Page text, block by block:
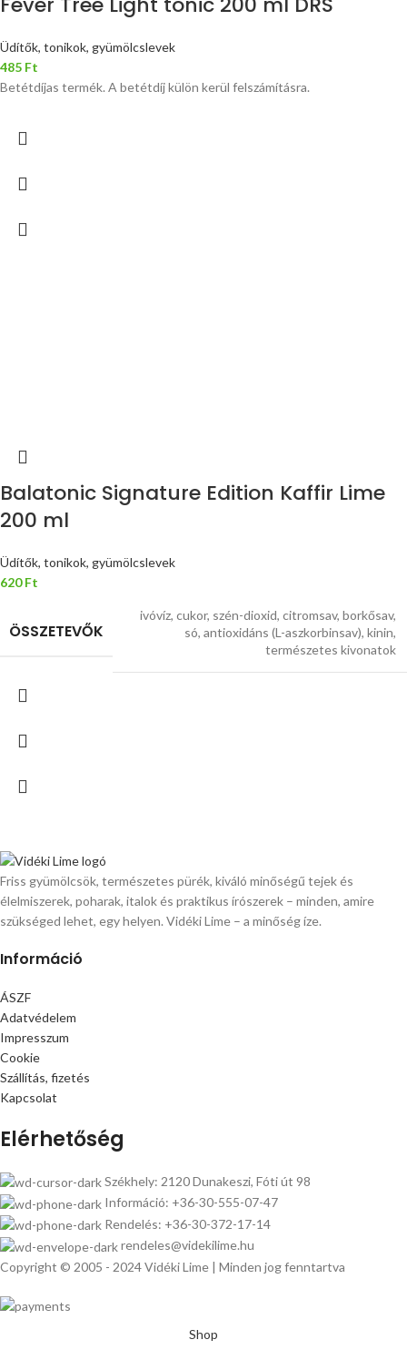
Üdítők, tonikok, gyümölcslevek
485 Ft
Betétdíjas termék. A betétdíj külön kerül felszámításra.
Balatonic Signature Edition Kaffir Lime
200 ml
Üdítők, tonikok, gyümölcslevek
620Ft
ÖSSZETEVŐK
ivóvíz, cukor, szén-dioxid, citromsav, borkősav,
só, antioxidáns (L-aszkorbinsav), kinin,
természetes kivonatok
Friss gyümölcsök, természetes pürék, kiváló minőségű tejek és
élelmiszerek, poharak, italok és praktikus írószerek – minden, amire
szükséged lehet, egy helyen. Vidéki Lime – a minőség íze.
Információ
ÁSZF
Adatvédelem
Impresszum
Cookie
Szállítás, fizetés
Kapcsolat
Elérhetőség
Székhely: 2120 Dunakeszi, Fóti út 98
Információ: +36-30-555-07-47
Rendelés: +36-30-372-17-14
rendeles@videkilime.hu
Copyright © 2005 - 2024 Vidéki Lime | Minden jog fenntartva
Shop